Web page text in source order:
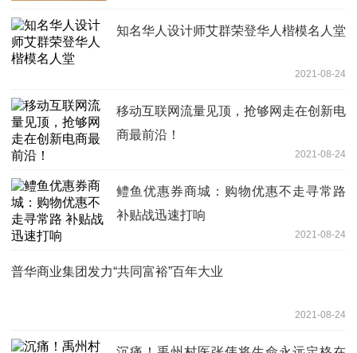
知名华人设计师艾群荣登华人楷模名人堂
2021-08-24
移动互联网流量见顶，抢够网走在创新电
商最前沿！
2021-08-24
鳢鱼优惠券商城：购物优惠不走寻常路
补贴战迅速打响
2021-08-24
普华商业集团发力“共同富裕”百年大业
2021-08-24